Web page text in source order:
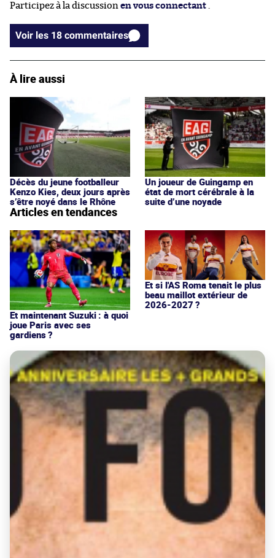
Participez à la discussion en vous connectant
Voir les 18 commentaires
À lire aussi
Décès du jeune footballeur
Kenzo Kies, deux jours après
s’être noyé dans le Rhône
Un joueur de Guingamp en
état de mort cérébrale à la
suite d’une noyade
Articles en tendances
Et maintenant Suzuki : à quoi
joue Paris avec ses
gardiens ?
Et si l'AS Roma tenait le plus
beau maillot extérieur de
2026-2027 ?